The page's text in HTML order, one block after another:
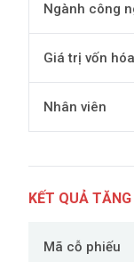
Ngành công
Giá trị vốn hóa
Nhân viên
KẾT QUẢ
Mã cỗ phiếu